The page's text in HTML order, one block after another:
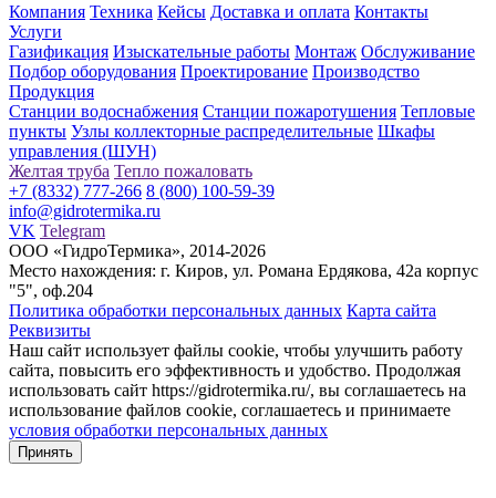
Компания Техника Кейсы Доставка и оплата Контакты
Услуги
Газификация Изыскательные работы Монтаж Обслуживание
Подбор оборудования Проектирование Производство
Продукция
Станции водоснабжения Станции пожаротушения Тепловые
пункты Узлы коллекторные распределительные Шкафы
управления (ШУН)
Желтая труба Тепло пожаловать
+7 (8332) 777-266 8 (800) 100-59-39
info@gidrotermika.ru
VK Telegram
ООО «ГидроТермика», 2014-2026
Место нахождения: г. Киров, ул. Романа Ердякова, 42а корпус
"5", оф.204
Политика обработки персональных данных Карта сайта
Реквизиты
Наш сайт использует файлы cookie, чтобы улучшить работу
сайта, повысить его эффективность и удобство. Продолжая
использовать сайт https://gidrotermika.ru/, вы соглашаетесь на
использование файлов cookie, соглашаетесь и принимаете
условия обработки персональных данных
Принять